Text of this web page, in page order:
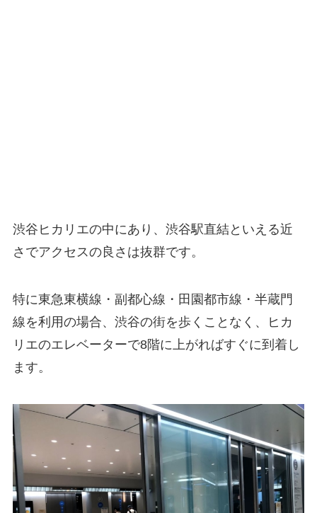
渋谷ヒカリエの中にあり、渋谷駅直結といえる近
さでアクセスの良さは抜群です。
特に東急東横線・副都心線・田園都市線・半蔵門
線を利用の場合、渋谷の街を歩くことなく、ヒカ
リエのエレベーターで8階に上がればすぐに到着し
ます。